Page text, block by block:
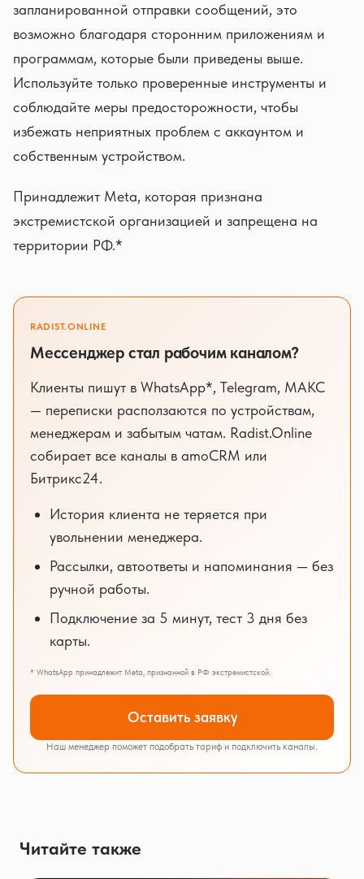
запланированной отправки сообщений, это
возможно благодаря сторонним приложениям и
программам, которые были приведены выше.
Используйте только проверенные инструменты и
соблюдайте меры предосторожности, чтобы
избежать неприятных проблем с аккаунтом и
собственным устройством.
Принадлежит Meta, которая признана
экстремистской организацией и запрещена на
территории РФ.*
RADIST.ONLINE
Мессенджер стал рабочим каналом?
Клиенты пишут в WhatsApp*, Telegram, МАКС
— переписки расползаются по устройствам,
менеджерам и забытым чатам. Radist.Online
собирает все каналы в amoCRM или
Битрикс24.
История клиента не теряется при
увольнении менеджера.
Рассылки, автоответы и напоминания — без
ручной работы.
Подключение за 5 минут, тест 3 дня без
карты.
* WhatsApp принадлежит Meta, признанной в РФ экстремистской.
Оставить заявку
Наш менеджер поможет подобрать тариф и подключить каналы.
Читайте также